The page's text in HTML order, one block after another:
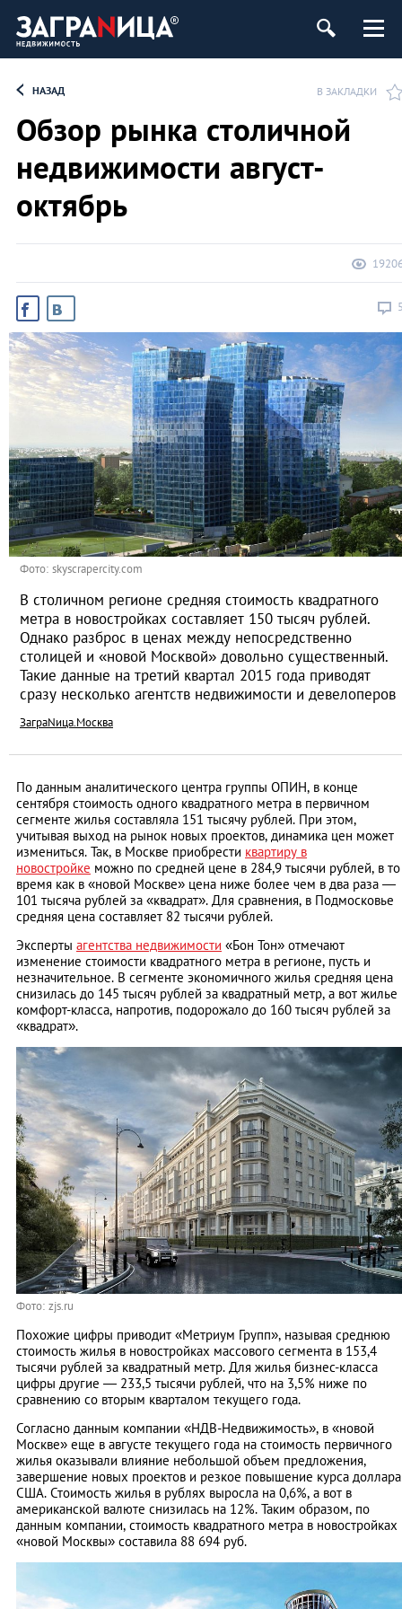
НАЗАД В ЗАКЛАДКИ
Обзор рынка столичной
недвижимости август-
октябрь
Фото: skyscrapercity.com
В столичном регионе средняя стоимость квадратного
метра в новостройках составляет 150 тысяч рублей.
Однако разброс в ценах между непосредственно
столицей и «новой Москвой» довольно существенный.
Такие данные на третий квартал 2015 года приводят
сразу несколько агентств недвижимости и девелоперов
ЗаграNица.Москва
По данным аналитического центра группы ОПИН, в конце
сентября стоимость одного квадратного метра в первичном
сегменте жилья составляла 151 тысячу рублей. При этом,
учитывая выход на рынок новых проектов, динамика цен может
измениться. Так, в Москве приобрести квартиру в
новостройке можно по средней цене в 284,9 тысячи рублей, в то
время как в «новой Москве» цена ниже более чем в два раза —
101 тысяча рублей за «квадрат». Для сравнения, в Подмосковье
средняя цена составляет 82 тысячи рублей.
Эксперты агентства недвижимости «Бон Тон» отмечают
изменение стоимости квадратного метра в регионе, пусть и
незначительное. В сегменте экономичного жилья средняя цена
снизилась до 145 тысяч рублей за квадратный метр, а вот жилье
комфорт-класса, напротив, подорожало до 160 тысяч рублей за
«квадрат».
Фото: zjs.ru
Похожие цифры приводит «Метриум Групп», называя среднюю
стоимость жилья в новостройках массового сегмента в 153,4
тысячи рублей за квадратный метр. Для жилья бизнес-класса
цифры другие — 233,5 тысячи рублей, что на 3,5% ниже по
сравнению со вторым кварталом текущего года.
Согласно данным компании «НДВ-Недвижимость», в «новой
Москве» еще в августе текущего года на стоимость первичного
жилья оказывали влияние небольшой объем предложения,
завершение новых проектов и резкое повышение курса доллара
США. Стоимость жилья в рублях выросла на 0,6%, а вот в
американской валюте снизилась на 12%. Таким образом, по
данным компании, стоимость квадратного метра в новостройках
«новой Москвы» составила 88 694 руб.